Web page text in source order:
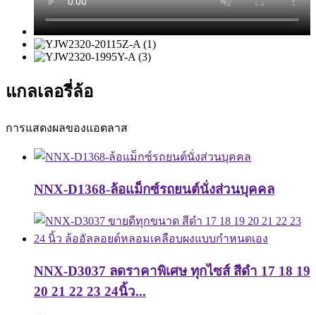
แกลเลอรี่ล้อ
การแสดงผลของแอตลาส
NNX-D1368-ล้อแม็กซ์รถยนต์นั่งส่วนบุคคล
NNX-D3037 ลดราคาพิเศษ ทุกไซส์ สีดำ 17 18 19
20 21 22 23 24นิ้ว...